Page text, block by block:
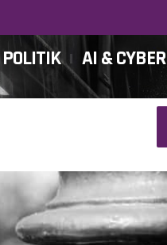
POLITIK AI & CYBER